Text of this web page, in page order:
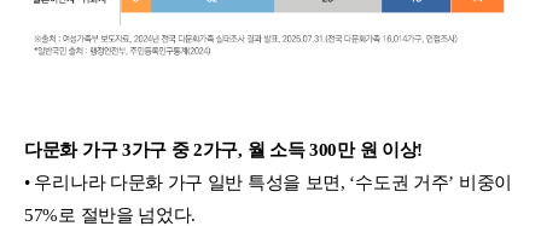
다문화 가구 3가구 중 2가구, 월 소득 300만 원 이상!
• 우리나라 다문화 가구 일반 특성을 보면, ‘수도권 거주’ 비중이
57%로 절반을 넘었다.